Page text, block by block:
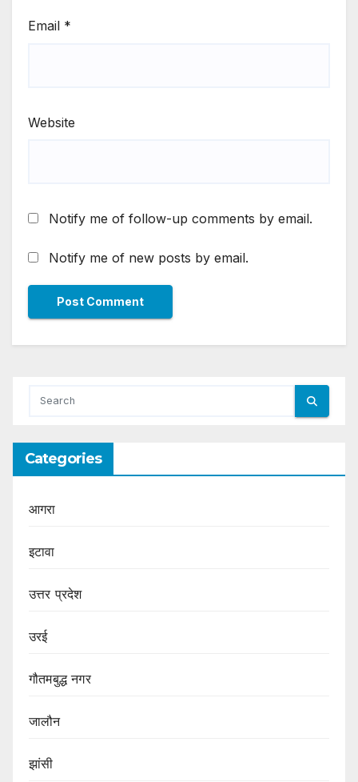
Email *
Website
Notify me of follow-up comments by email.
Notify me of new posts by email.
Categories
आगरा
इटावा
उत्तर प्रदेश
उरई
गौतमबुद्ध नगर
जालौन
झांसी